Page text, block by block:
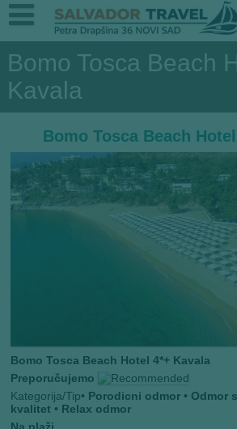
Bomo Tosca Beach
Kavala
Bomo Tosca Beach
Bomo Tosca Beach Hotel 4*+ Kavala
Preporučujemo
Kategorija/Tip• Porodicni odmor • Odmor
kvalitet • Relax odmor